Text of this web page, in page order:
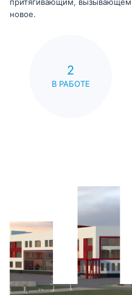
притягивающим, вызывающем
новое.
2
В РАБОТЕ